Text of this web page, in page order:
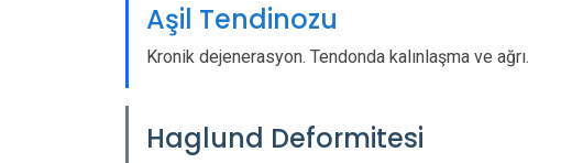
Aşil Tendinozu
Kronik dejenerasyon. Tendonda kalınlaşma ve ağrı.
Haglund Deformitesi